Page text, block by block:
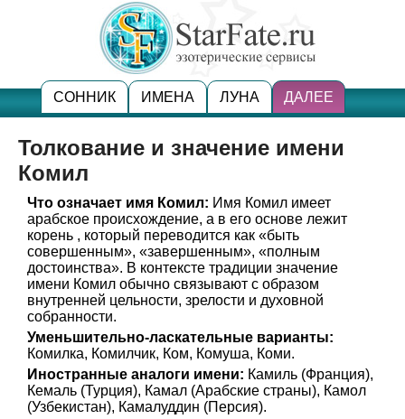
СОННИК ИМЕНА ЛУНА ДАЛЕЕ
Толкование и значение имени
Комил
Что означает имя Комил: Имя Комил имеет
арабское происхождение, а в его основе лежит
корень , который переводится как «быть
совершенным», «завершенным», «полным
достоинства». В контексте традиции значение
имени Комил обычно связывают с образом
внутренней цельности, зрелости и духовной
собранности.
Уменьшительно-ласкательные варианты:
Комилка, Комилчик, Ком, Комуша, Коми.
Иностранные аналоги имени: Камиль (Франция),
Кемаль (Турция), Камал (Арабские страны), Камол
(Узбекистан), Камалуддин (Персия).